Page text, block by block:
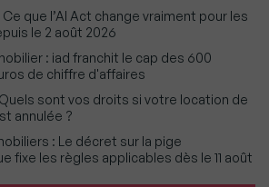
que l’AI Act change vraiment pour les
le 2 août 2026
: iad franchit le cap des 600
de chiffre d'affaires
sont vos droits si votre location de
annulée ?
: Le décret sur la pige
fixe les règles applicables dès le 11 août